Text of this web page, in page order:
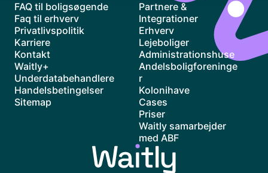
FAQ til boligsøgende
Faq til erhverv
Privatlivspolitik
Karriere
Kontakt
Waitly+
Underdatabehandlere
Handelsbetingelser
Sitemap
Partnere &
Integrationer
Erhverv
Lejeboliger
Administrationshuse
Andelsboligforeninge
r
Kolonihave
Cases
Priser
Waitly samarbejder
med ABF